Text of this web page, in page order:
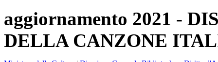
aggiornamento 2021 -
DELLA CANZONE